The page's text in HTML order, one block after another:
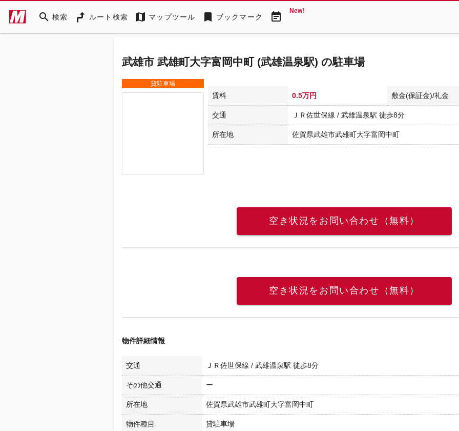
search 検索 ルート検索 map マップツール bookmark ブックマーク event_note New!
武雄市 武雄町大字富岡中町 (武雄温泉駅) の駐車場
貸駐車場
賃料 0.5万円 敷金(保証金)/礼金
交通 ＪＲ佐世保線 / 武雄温泉駅 徒歩8分
所在地 佐賀県武雄市武雄町大字富岡中町
空き状況をお問い合わせ（無料）
空き状況をお問い合わせ（無料）
物件詳細情報
交通 ＪＲ佐世保線 / 武雄温泉駅 徒歩8分
その他交通 ー
所在地 佐賀県武雄市武雄町大字富岡中町
物件種目 貸駐車場